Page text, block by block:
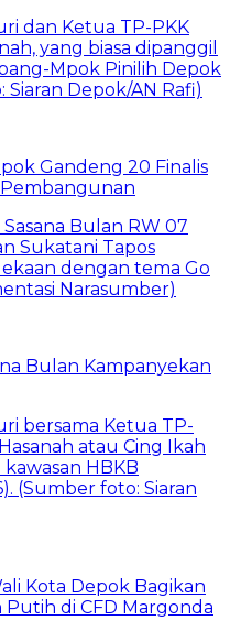
Gandeng 20 Finalis
Bulan Kampanyekan
Kota Depok Bagikan
Putih di CFD Margonda